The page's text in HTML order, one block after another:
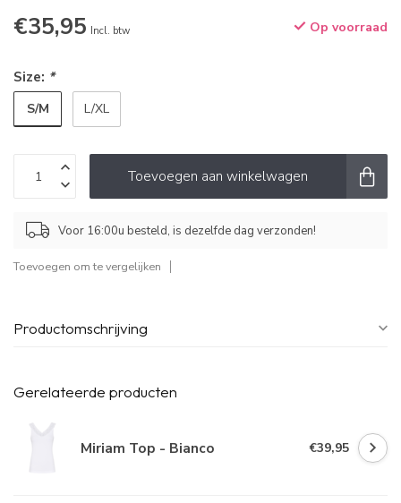
€35,95 Incl. btw Op voorraad
Size: *
S/M L/XL
Toevoegen aan winkelwagen
Voor 16:00u besteld, is dezelfde dag verzonden!
Toevoegen om te vergelijken
Productomschrijving
Gerelateerde producten
Miriam Top - Bianco €39,95